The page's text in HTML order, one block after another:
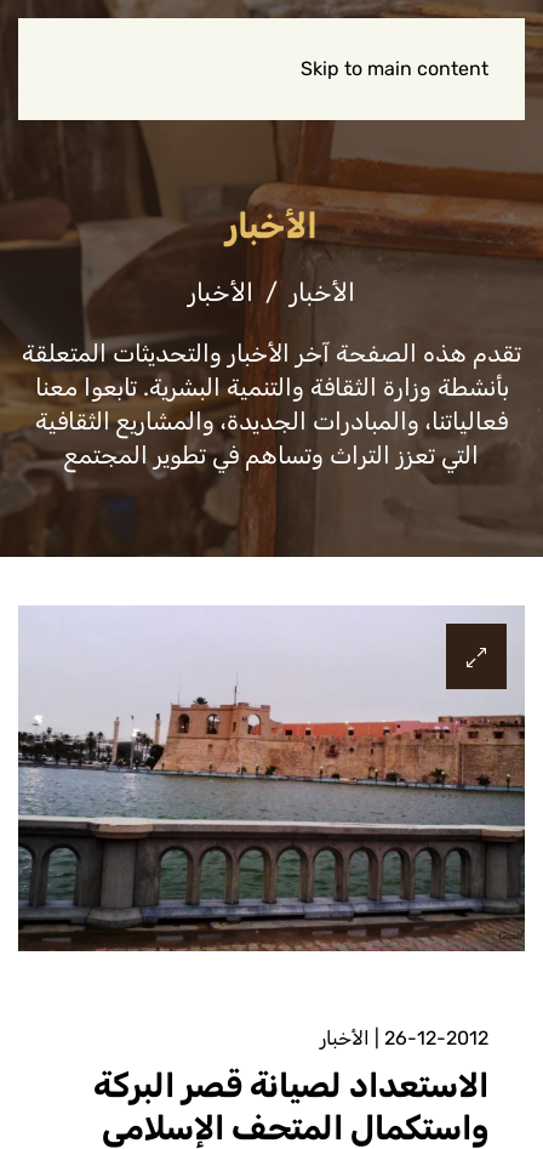
Skip to main content
الأخبار
الأخبار الأخبار
تقدم هذه الصفحة آخر الأخبار والتحديثات المتعلقة
بأنشطة وزارة الثقافة والتنمية البشرية. تابعوا معنا
فعالياتنا، والمبادرات الجديدة، والمشاريع الثقافية
التي تعزز التراث وتساهم في تطوير المجتمع
26-12-2012 الأخبار
الاستعداد لصيانة قصر البركة
واستكمال المتحف الإسلامي